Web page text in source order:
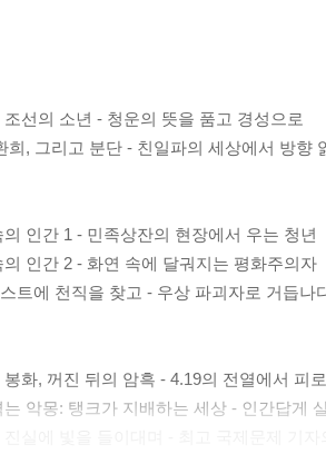
조선의 소년 - 청운의 뜻을 품고 경성으로
희, 그리고 분단 - 친일파의 세상에서 방향
의 인간 1 - 민족상잔의 현장에서 우는 청년
의 인간 2 - 화연 속에 달궈지는 평화주의자
트에 천직을 찾고 - 우상 파괴자로 거듭나
봉화, 꺼진 뒤의 암흑 - 4.19의 전열에서 피
는 악몽: 탱크가 지배하는 세상 - 인간답게